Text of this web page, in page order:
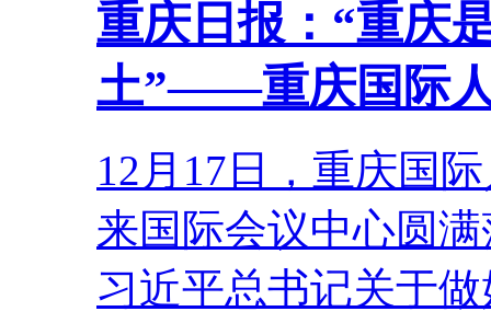
重庆日报：“重庆
土”——重庆国际
12月17日，重庆国
来国际会议中心圆
习近平总书记关于